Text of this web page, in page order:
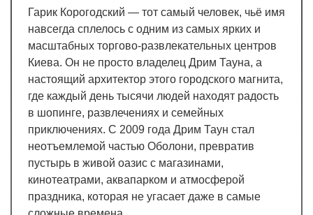
Гарик Корогодский — тот самый человек, чьё имя
навсегда сплелось с одним из самых ярких и
масштабных торгово-развлекательных центров
Киева. Он не просто владелец Дрим Тауна, а
настоящий архитектор этого городского магнита,
где каждый день тысячи людей находят радость
в шопинге, развлечениях и семейных
приключениях. С 2009 года Дрим Таун стал
неотъемлемой частью Оболони, превратив
пустырь в живой оазис с магазинами,
кинотеатрами, аквапарком и атмосферой
праздника, которая не угасает даже в самые